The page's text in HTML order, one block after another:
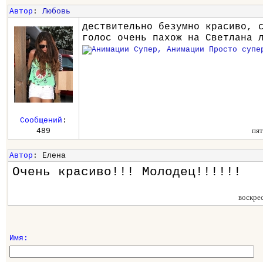
Автор : Любовь
дествительно безумно
голос очень пахож на
Сообщений :
489
Автор : Елена
Очень красиво!!! Молодец!!!!!!
Имя: